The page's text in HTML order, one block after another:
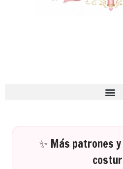
✨ Más patrones